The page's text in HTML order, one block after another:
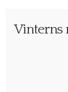
Vinterns